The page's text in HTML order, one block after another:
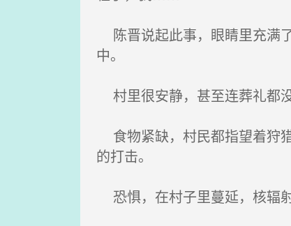
陈晋说起此事，眼睛里充满
中。
村里很安静，甚至连葬礼都没
食物紧缺，村民都指望着狩
的打击。
恐惧，在村子里蔓延，核辐